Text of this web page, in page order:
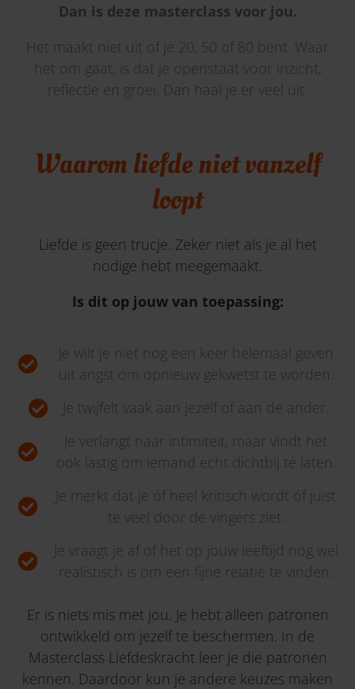
Dan is deze masterclass voor jou.
Het maakt niet uit of je 20, 50 of 80 bent. Waar
het om gaat, is dat je openstaat voor inzicht,
reflectie en groei. Dan haal je er veel uit.
Waarom liefde niet vanzelf
loopt
Liefde is geen trucje. Zeker niet als je al het
nodige hebt meegemaakt.
Is dit op jouw van toepassing:
Je wilt je niet nog een keer helemaal geven
uit angst om opnieuw gekwetst te worden.
Je twijfelt vaak aan jezelf of aan de ander.
Je verlangt naar intimiteit, maar vindt het
ook lastig om iemand echt dichtbij te laten.
Je merkt dat je óf heel kritisch wordt óf juist
te veel door de vingers ziet.
Je vraagt je af of het op jouw leeftijd nog wel
realistisch is om een fijne relatie te vinden.
Er is niets mis met jou. Je hebt alleen patronen
ontwikkeld om jezelf te beschermen. In de
Masterclass Liefdeskracht leer je die patronen
kennen. Daardoor kun je andere keuzes maken